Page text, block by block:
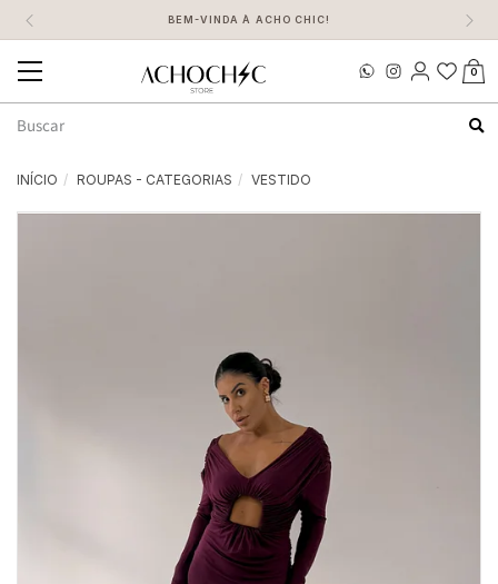
FEITO POR MULHERES, PARA MULHERES
Mudar
navegação
0
INÍCIO ROUPAS - CATEGORIAS VESTIDO